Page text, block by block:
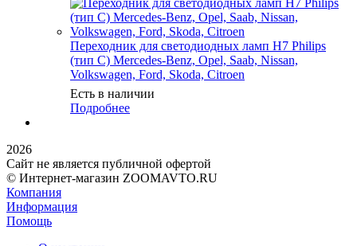
Переходник для светодиодных ламп H7 Philips
(тип C) Mercedes-Benz, Opel, Saab, Nissan,
Volkswagen, Ford, Skoda, Citroen
Есть в наличии
Подробнее
2026
Сайт не является публичной офертой
© Интернет-магазин ZOOMAVTO.RU
Компания
Информация
Помощь